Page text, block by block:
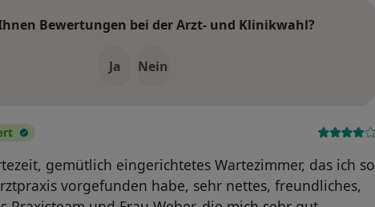
Bewertungen bei der Arzt- und Klinikwahl?
Ja Nein
gemütlich eingerichtetes Wartezimmer, das ich so
vorgefunden habe, sehr nettes, freundliches,